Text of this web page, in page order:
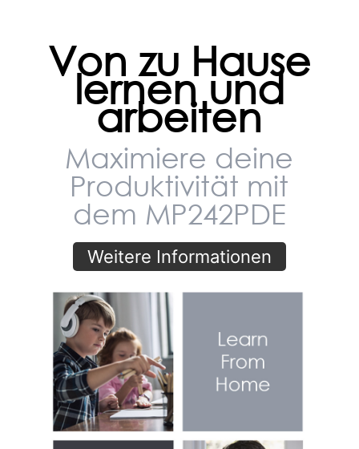
Von zu Hause
lernen und
arbeiten
Maximiere deine
Produktivität mit
dem MP242PDE
Weitere Informationen